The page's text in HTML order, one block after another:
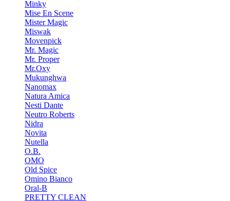
Minky
Mise En Scene
Mister Magic
Miswak
Movenpick
Mr. Magic
Mr. Proper
Mr.Oxy
Mukunghwa
Nanomax
Natura Amica
Nesti Dante
Neutro Roberts
Nidra
Novita
Nutella
O.B.
OMO
Old Spice
Omino Bianco
Oral-B
PRETTY CLEAN